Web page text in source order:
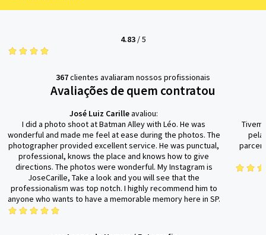
4.83/5
367clientes avaliaram nossos profissionais
Avaliações de quem contratou
José Luiz Carilleavaliou:
I did a photo shoot at Batman Alley with Léo. He was
wonderful and made me feel at ease during the photos. The
photographer provided excellent service. He was punctual,
professional, knows the place and knows how to give
directions. The photos were wonderful. My Instagram is
JoseCarille, Take a look and you will see that the
professionalism was top notch. I highly recommend him to
anyone who wants to have a memorable memory here in SP.
pela